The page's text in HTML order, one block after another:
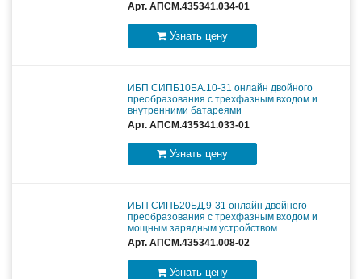
Арт. АПСМ.435341.034-01
Узнать цену
ИБП СИПБ10БА.10-31 онлайн двойного
преобразования с трехфазным входом и
внутренними батареями
Арт. АПСМ.435341.033-01
Узнать цену
ИБП СИПБ20БД.9-31 онлайн двойного
преобразования с трехфазным входом и
мощным зарядным устройством
Арт. АПСМ.435341.008-02
Узнать цену